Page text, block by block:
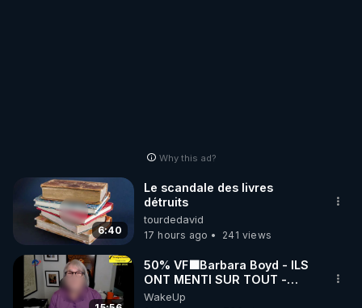
Why this ad?
6:40
Le scandale des livres
détruits
tourdedavid
17 hours ago
241 views
50% VF🟩Barbara Boyd - ILS
ONT MENTI SUR TOUT -
Jocelyne Traduction
WakeUp